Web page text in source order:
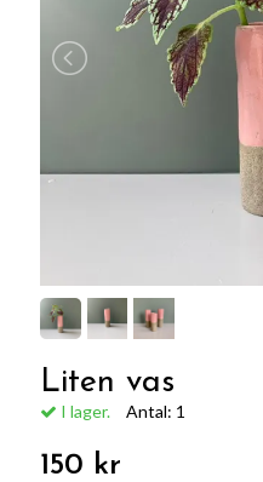
Liten vas
I lager. Antal: 1
150 kr